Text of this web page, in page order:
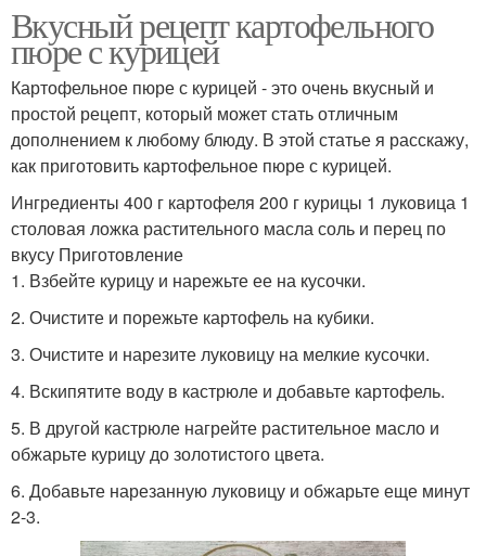
Вкусный рецепт картофельного
пюре с курицей
Картофельное пюре с курицей - это очень вкусный и
простой рецепт, который может стать отличным
дополнением к любому блюду. В этой статье я расскажу,
как приготовить картофельное пюре с курицей.
Ингредиенты 400 г картофеля 200 г курицы 1 луковица 1
столовая ложка растительного масла соль и перец по
вкусу Приготовление
1. Взбейте курицу и нарежьте ее на кусочки.
2. Очистите и порежьте картофель на кубики.
3. Очистите и нарезите луковицу на мелкие кусочки.
4. Вскипятите воду в кастрюле и добавьте картофель.
5. В другой кастрюле нагрейте растительное масло и
обжарьте курицу до золотистого цвета.
6. Добавьте нарезанную луковицу и обжарьте еще минут
2-3.